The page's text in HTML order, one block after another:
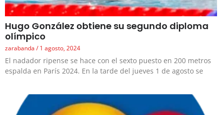
Hugo González obtiene su segundo diploma
olímpico
zarabanda 1 agosto, 2024
El nadador ripense se hace con el sexto puesto en 200 metros
espalda en París 2024. En la tarde del jueves 1 de agosto se